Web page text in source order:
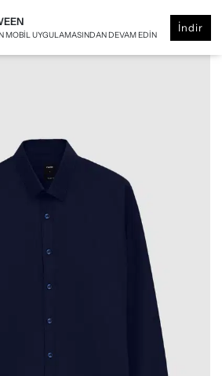
MOBIL UYGULAMASINDAN DEVAM EDIN
İndir